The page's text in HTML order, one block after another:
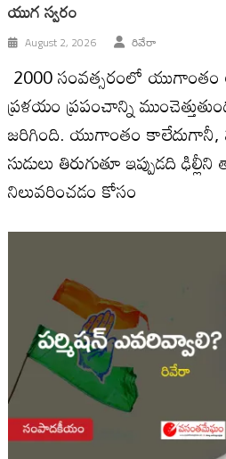
యుగ స్వ‌రం
August 2, 2026 రివేరా
2000 సంవ‌త్స‌రంలో
ప్ర‌ళ‌యం ప్ర‌పంచాన్ని
జ‌రిగింది. యుగాంతం
సుడులు తిరుగుతూ ఇప్పుడ‌ది
నిలువ‌రించ‌డం కోసం